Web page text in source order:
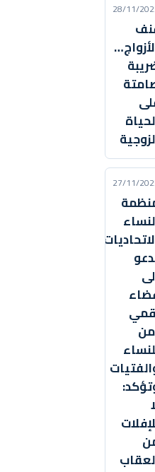
28/11/
27/11/